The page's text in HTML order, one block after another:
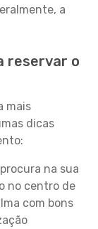
a
reservar o
mais
dicas
na sua
no centro de
com bons